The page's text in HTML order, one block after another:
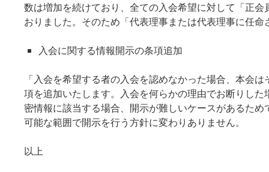
数は増加を続けており、全ての入会希望に対して「正
おりました。そのため「代表理事または代表理事に任
入会に関する情報開示の条項追加
「入会を希望する者の入会を認めなかった場合、本会
項を追加いたします。入会を何らかの理由でお断りし
密情報に該当する場合、開示が難しいケースがあるた
可能な範囲で開示を行う方針に変わりありません。
以上